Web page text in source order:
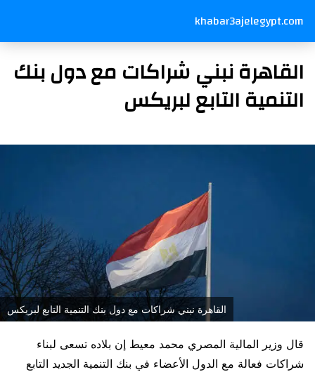
khabar3ajelegypt.com
القاهرة نبني شراكات مع دول بنك
التنمية التابع لبريكس
القاهرة نبني شراكات مع دول بنك التنمية التابع لبريكس
قال وزير المالية المصري محمد معيط إن بلاده تسعى لبناء
شراكات فعالة مع الدول الأعضاء في بنك التنمية الجديد التابع